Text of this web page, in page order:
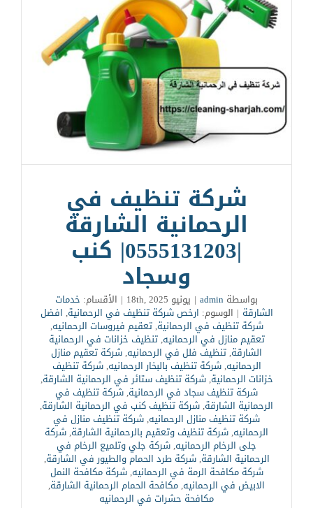
شركة تنظيف في
الرحمانية الشارقة
|0555131203| كنب
وسجاد
بواسطة admin
| يونيو 18th, 2025 | الأقسام: خدمات
الشارقة | الوسوم: ارخص شركة تنظيف في الرحمانية, افضل
شركة تنظيف في الرحمانية,تعقيم فيروسات الرحمانيه,
تعقيم منازل في الرحمانيه,تنظيف خزانات في الرحمانية
الشارقة,تنظيف فلل في الرحمانيه,شركة تعقيم منازل
الرحمانيه,شركة تنظيف بالبخار الرحمانيه,شركة تنظيف
خزانات الرحمانية,شركة تنظيف ستائر في الرحمانية الشارقة,
شركة تنظيف سجاد في الرحمانية,شركة تنظيف في
الرحمانية الشارقة,شركة تنظيف كنب في الرحمانية الشارقة,
شركة تنظيف منازل الرحمانيه,شركة تنظيف منازل في
الرحمانيه,شركة تنظيف وتعقيم بالرحمانية الشارقة,شركة
جلى الرخام الرحمانيه,شركة جلي وتلميع الرخام في
الرحمانية الشارقة,شركة طرد الحمام والطيور في الشارقة,
شركة مكافحة الرمة في الرحمانيه,شركة مكافحة النمل
الابيض في الرحمانيه,مكافحة الحمام الرحمانية الشارقة,
مكافحة حشرات في الرحمانيه